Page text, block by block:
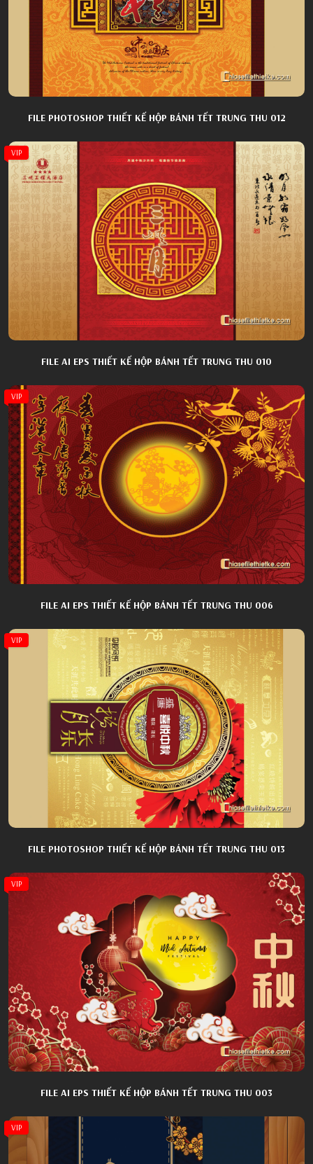
FILE PHOTOSHOP THIẾT KẾ HỘP BÁNH TẾT TRUNG THU 012
VIP
FILE AI EPS THIẾT KẾ HỘP BÁNH TẾT TRUNG THU 010
VIP
FILE AI EPS THIẾT KẾ HỘP BÁNH TẾT TRUNG THU 006
VIP
FILE PHOTOSHOP THIẾT KẾ HỘP BÁNH TẾT TRUNG THU 013
VIP
FILE AI EPS THIẾT KẾ HỘP BÁNH TẾT TRUNG THU 003
VIP